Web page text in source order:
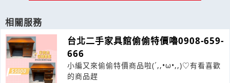
相關服務
台北二手家具館偷偷特價嚕0908-659-
666
小編又來偷偷特價商品啦(´,,•ω•,,)♡有看喜歡
的商品趕